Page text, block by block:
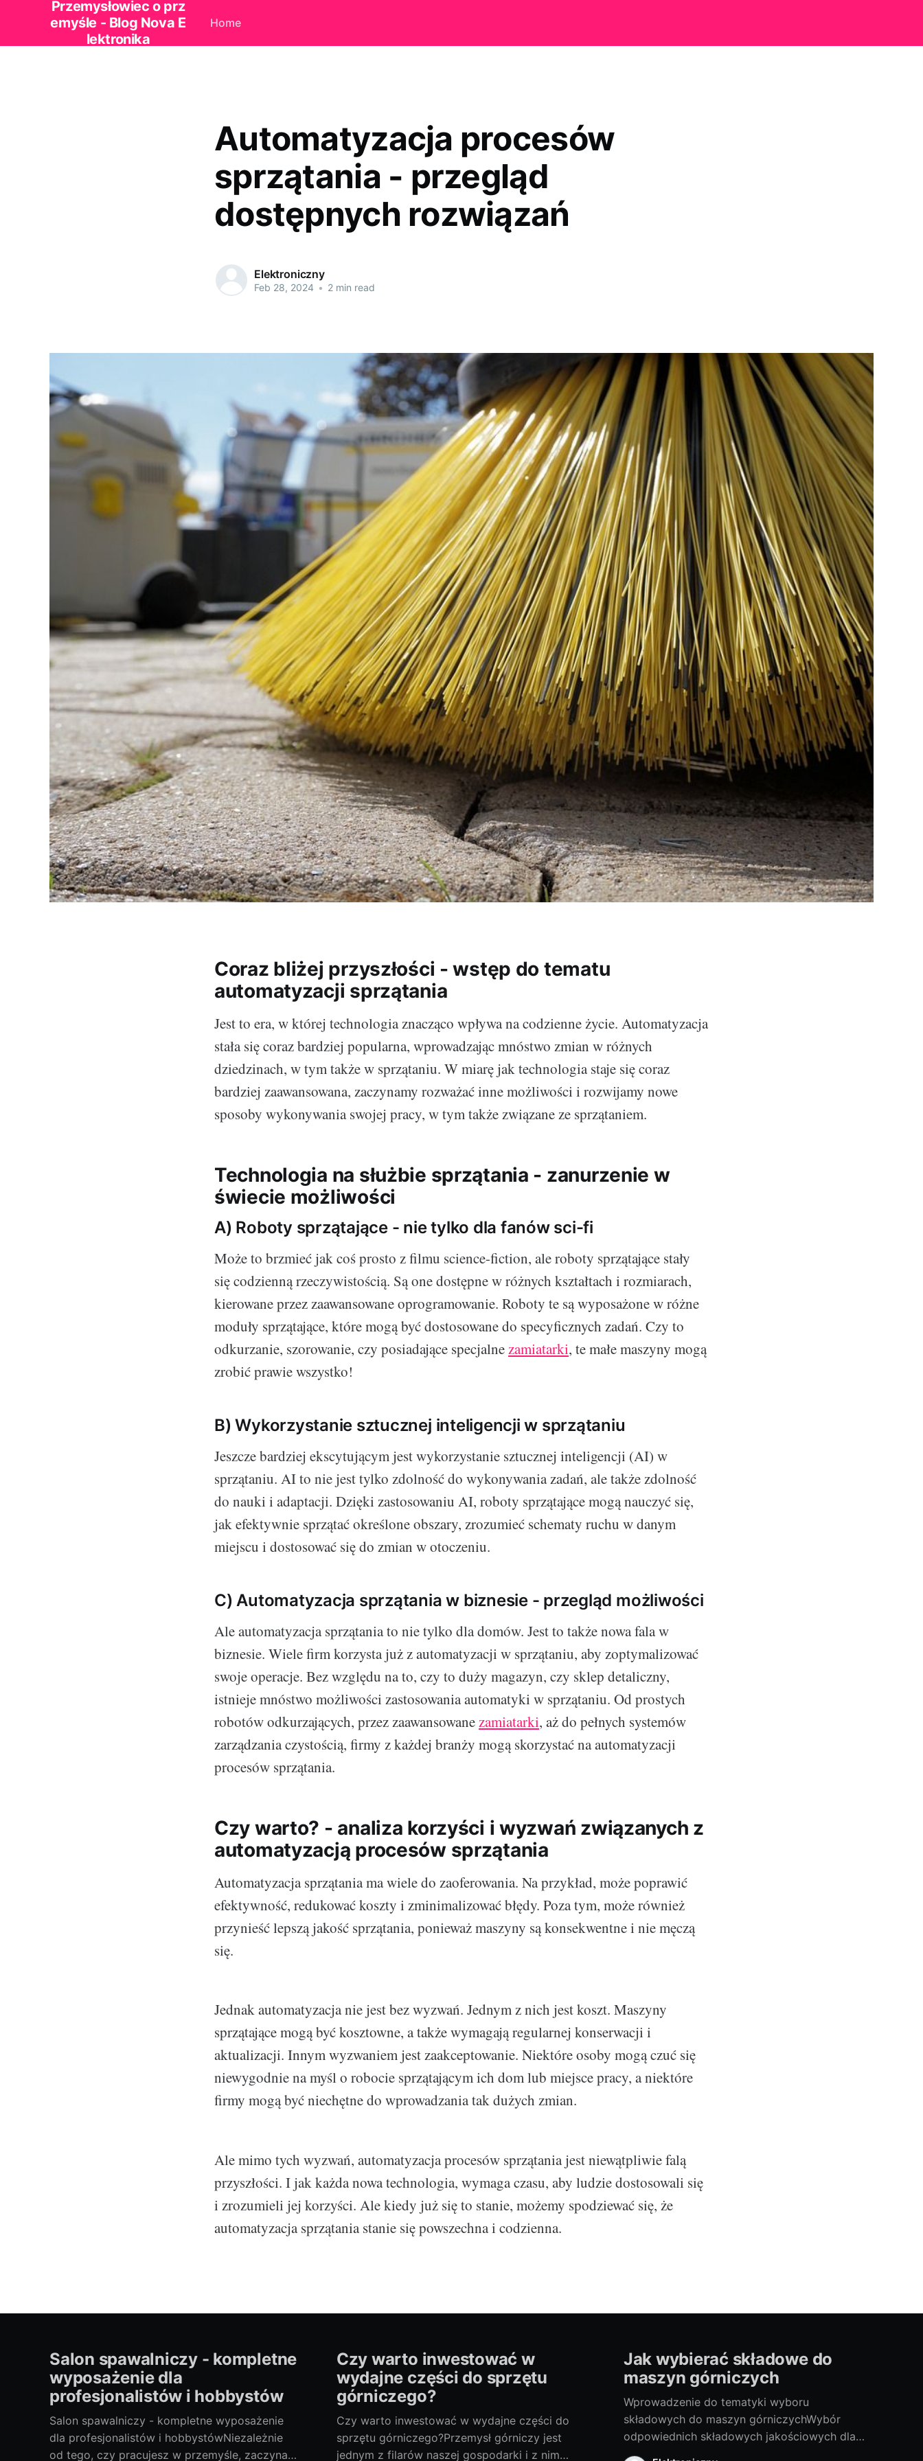
Przemysłowiec o prz
emyśle - Blog Nova E
lektronika
Home
Automatyzacja procesów
sprzątania - przegląd
dostępnych rozwiązań
Elektroniczny
Feb 28, 2024 • 2 min read
Coraz bliżej przyszłości - wstęp do tematu
automatyzacji sprzątania
Jest to era, w której technologia znacząco wpływa na codzienne życie. Automatyzacja
stała się coraz bardziej popularna, wprowadzając mnóstwo zmian w różnych
dziedzinach, w tym także w sprzątaniu. W miarę jak technologia staje się coraz
bardziej zaawansowana, zaczynamy rozważać inne możliwości i rozwijamy nowe
sposoby wykonywania swojej pracy, w tym także związane ze sprzątaniem.
Technologia na służbie sprzątania - zanurzenie w
świecie możliwości
A) Roboty sprzątające - nie tylko dla fanów sci-fi
Może to brzmieć jak coś prosto z filmu science-fiction, ale roboty sprzątające stały
się codzienną rzeczywistością. Są one dostępne w różnych kształtach i rozmiarach,
kierowane przez zaawansowane oprogramowanie. Roboty te są wyposażone w różne
moduły sprzątające, które mogą być dostosowane do specyficznych zadań. Czy to
odkurzanie, szorowanie, czy posiadające specjalnezamiatarki, te małe maszyny mogą
zrobić prawie wszystko!
B) Wykorzystanie sztucznej inteligencji w sprzątaniu
Jeszcze bardziej ekscytującym jest wykorzystanie sztucznej inteligencji (AI) w
sprzątaniu. AI to nie jest tylko zdolność do wykonywania zadań, ale także zdolność
do nauki i adaptacji. Dzięki zastosowaniu AI, roboty sprzątające mogą nauczyć się,
jak efektywnie sprzątać określone obszary, zrozumieć schematy ruchu w danym
miejscu i dostosować się do zmian w otoczeniu.
C) Automatyzacja sprzątania w biznesie - przegląd możliwości
Ale automatyzacja sprzątania to nie tylko dla domów. Jest to także nowa fala w
biznesie. Wiele firm korzysta już z automatyzacji w sprzątaniu, aby zoptymalizować
swoje operacje. Bez względu na to, czy to duży magazyn, czy sklep detaliczny,
istnieje mnóstwo możliwości zastosowania automatyki w sprzątaniu. Od prostych
robotów odkurzających, przez zaawansowanezamiatarki, aż do pełnych systemów
zarządzania czystością, firmy z każdej branży mogą skorzystać na automatyzacji
procesów sprzątania.
Czy warto? - analiza korzyści i wyzwań związanych z
automatyzacją procesów sprzątania
Automatyzacja sprzątania ma wiele do zaoferowania. Na przykład, może poprawić
efektywność, redukować koszty i zminimalizować błędy. Poza tym, może również
przynieść lepszą jakość sprzątania, ponieważ maszyny są konsekwentne i nie męczą
się.
Jednak automatyzacja nie jest bez wyzwań. Jednym z nich jest koszt. Maszyny
sprzątające mogą być kosztowne, a także wymagają regularnej konserwacji i
aktualizacji. Innym wyzwaniem jest zaakceptowanie. Niektóre osoby mogą czuć się
niewygodnie na myśl o robocie sprzątającym ich dom lub miejsce pracy, a niektóre
firmy mogą być niechętne do wprowadzania tak dużych zmian.
Ale mimo tych wyzwań, automatyzacja procesów sprzątania jest niewątpliwie falą
przyszłości. I jak każda nowa technologia, wymaga czasu, aby ludzie dostosowali się
i zrozumieli jej korzyści. Ale kiedy już się to stanie, możemy spodziewać się, że
automatyzacja sprzątania stanie się powszechna i codzienna.
Salon spawalniczy - kompletne
wyposażenie dla
profesjonalistów i hobbystów
Salon spawalniczy - kompletne wyposażenie
dla profesjonalistów i hobbystówNiezależnie
od tego, czy pracujesz w przemyśle, zaczynasz
Czy warto inwestować w
wydajne części do sprzętu
górniczego?
Czy warto inwestować w wydajne części do
sprzętu górniczego?Przemysł górniczy jest
jednym z filarów naszej gospodarki i z nim
Jak wybierać składowe do
maszyn górniczych
Wprowadzenie do tematyki wyboru
składowych do maszyn górniczychWybór
odpowiednich składowych jakościowych dla
maszyn górniczych jest niezwykle istotny. W